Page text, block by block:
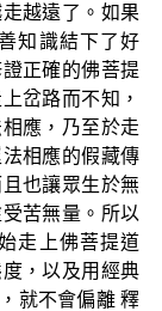
越遠了。如果
知識結下了好
正確的佛菩提
岔路而不知，
應，乃至於走
相應的假藏傳
也讓眾生於無
苦無量。所以
走上佛菩提道
，以及用經典
就不會偏離 釋